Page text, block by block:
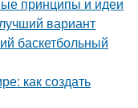
вариант
баскетбольный
как создать